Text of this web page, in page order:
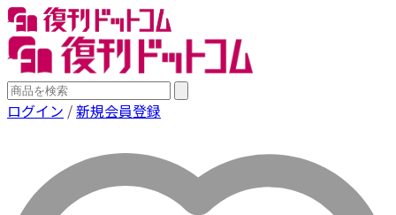
ログイン /新規会員登録